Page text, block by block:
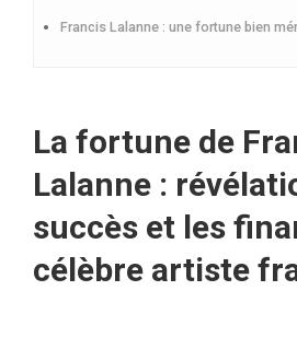
Francis Lalanne : une fortune bien
La fortune de
Lalanne :
succès et les
célèbre artiste